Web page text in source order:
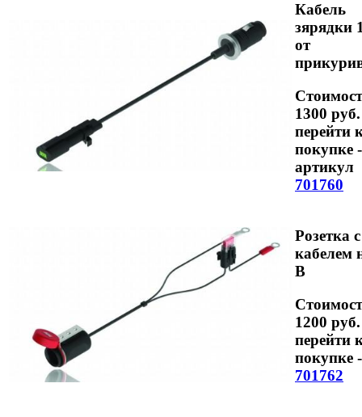
Кабель
зярядки
от
1300
перейти
покупке -
артикул
701760
Розетка с
кабелем
В
1200
перейти
покупке -
701762